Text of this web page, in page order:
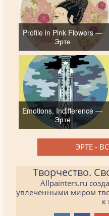
Profile in Pink Flowers —
Эрте
Emotions, Indifference —
Эрте
ЭРТЕ -
Творчество.
Allpainters.ru
увлеченными миром
к